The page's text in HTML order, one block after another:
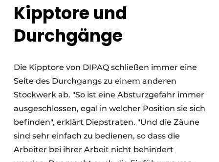
Kipptore und
Durchgänge
Die Kipptore von DIPAQ schließen immer eine
Seite des Durchgangs zu einem anderen
Stockwerk ab. "So ist eine Absturzgefahr immer
ausgeschlossen, egal in welcher Position sie sich
befinden", erklärt Diepstraten. "Und die Zäune
sind sehr einfach zu bedienen, so dass die
Arbeiter bei ihrer Arbeit nicht behindert